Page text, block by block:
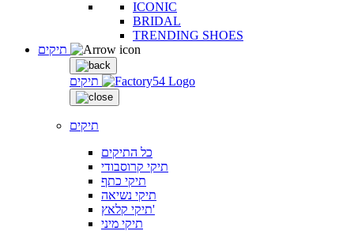
ICONIC
BRIDAL
TRENDING SHOES
תיקים
תיקים
כל התיקים
תיקי קרוסבודי
תיקי כתף
תיקי נשיאה
תיקי קלאץ'
תיקי מיני